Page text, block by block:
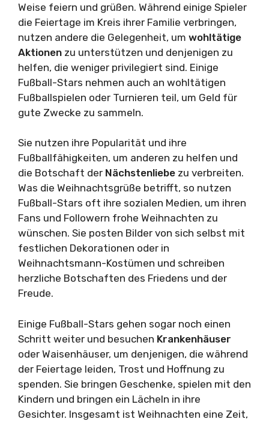
Weise feiern und grüßen. Während einige Spieler
die Feiertage im Kreis ihrer Familie verbringen,
nutzen andere die Gelegenheit, um wohltätige
Aktionen zu unterstützen und denjenigen zu
helfen, die weniger privilegiert sind. Einige
Fußball-Stars nehmen auch an wohltätigen
Fußballspielen oder Turnieren teil, um Geld für
gute Zwecke zu sammeln.
Sie nutzen ihre Popularität und ihre
Fußballfähigkeiten, um anderen zu helfen und
die Botschaft der Nächstenliebe zu verbreiten.
Was die Weihnachtsgrüße betrifft, so nutzen
Fußball-Stars oft ihre sozialen Medien, um ihren
Fans und Followern frohe Weihnachten zu
wünschen. Sie posten Bilder von sich selbst mit
festlichen Dekorationen oder in
Weihnachtsmann-Kostümen und schreiben
herzliche Botschaften des Friedens und der
Freude.
Einige Fußball-Stars gehen sogar noch einen
Schritt weiter und besuchen Krankenhäuser
oder Waisenhäuser, um denjenigen, die während
der Feiertage leiden, Trost und Hoffnung zu
spenden. Sie bringen Geschenke, spielen mit den
Kindern und bringen ein Lächeln in ihre
Gesichter. Insgesamt ist Weihnachten eine Zeit,